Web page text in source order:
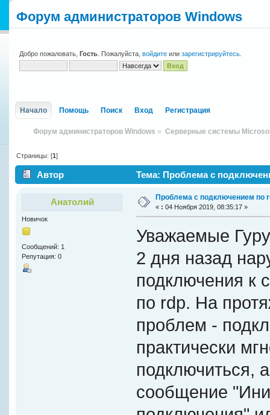
Форум администраторов Windows
Добро пожаловать, Гость . Пожалуйста, войдите или зарегистрируйтесь
Начало Помощь Поиск Вход Регистрация
Форум администраторов Windows » Серверные системы
Страницы: [1]
Автор Тема: Проблема с
Анатолий
Новичок
Сообщений: 1
Репутация: 0
Проблема с подключением по
« : 04 Ноября 2019, 08:35:17 »
Уважаемые
2 дня назад
подключения к
по rdp. На
проблем -
практически
подключиться,
сообщение